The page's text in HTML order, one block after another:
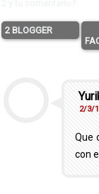
2 BLOGGER
2/3/
Que
con